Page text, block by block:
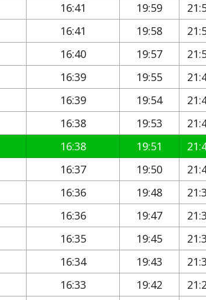
16:41 19:59
16:41 19:58
16:40 19:57
16:39 19:55
16:39 19:54
16:38 19:53
16:38 19:51
16:37 19:50
16:36 19:48
16:36 19:47
16:35 19:45
16:34 19:43
16:33 19:42